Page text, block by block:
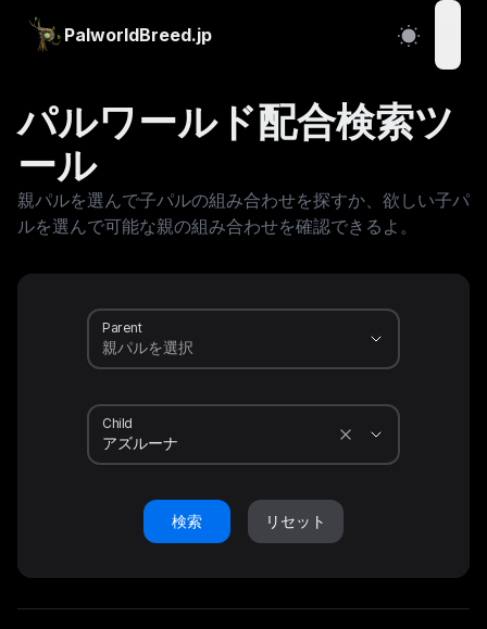
PalworldBreed.jp
パルワールド配合検索ツ
ール
親パルを選んで子パルの組み合わせを探すか、欲しい子パ
ルを選んで可能な親の組み合わせを確認できるよ。
Parent
Child
検索 リセット